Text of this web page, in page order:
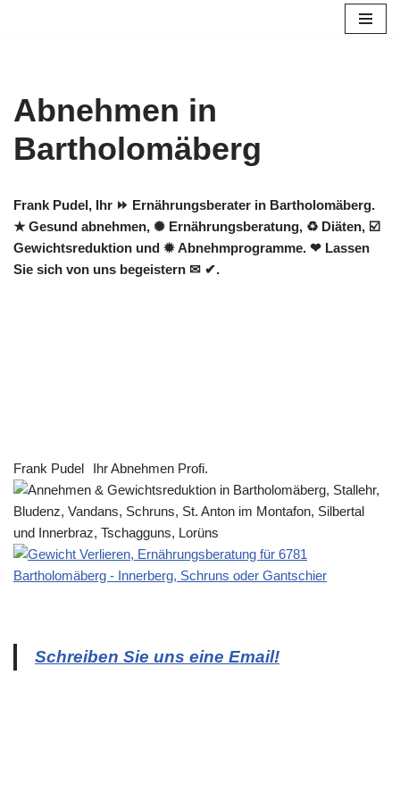
Abnehmen in
Bartholomäberg
Frank Pudel, Ihr ⏩ Ernährungsberater in Bartholomäberg.
★ Gesund abnehmen, ✺ Ernährungsberatung, ♻ Diäten, ☑️
Gewichtsreduktion und ✹ Abnehmprogramme. ❤ Lassen
Sie sich von uns begeistern ✉ ✔.
Frank Pudel Ihr Abnehmen Profi.
Schreiben Sie uns eine Email!